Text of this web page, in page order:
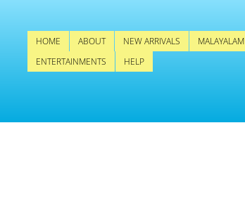
HOME ABOUT NEW ARRIVALS MALAYALAM
ENTERTAINMENTS
HELP